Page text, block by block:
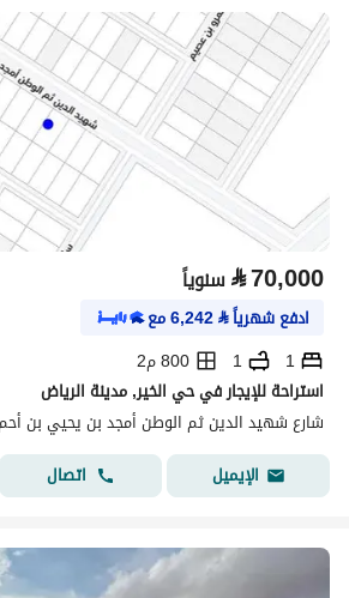
⃁70,000 سنوياً
ادفع شهرياً⃁
6,242مع
1
1
800 م2
استراحة للإيجار في حي الخير, مدينة الرياض
الإيميل
اتصال